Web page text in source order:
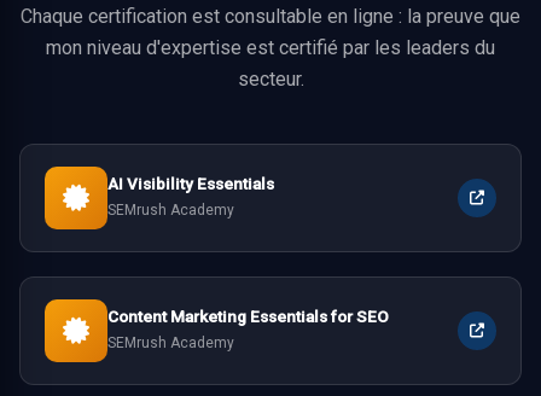
Chaque certification est consultable en ligne : la preuve que
mon niveau d'expertise est certifié par les leaders du
secteur.
AI Visibility Essentials
SEMrush Academy
Content Marketing Essentials for SEO
SEMrush Academy